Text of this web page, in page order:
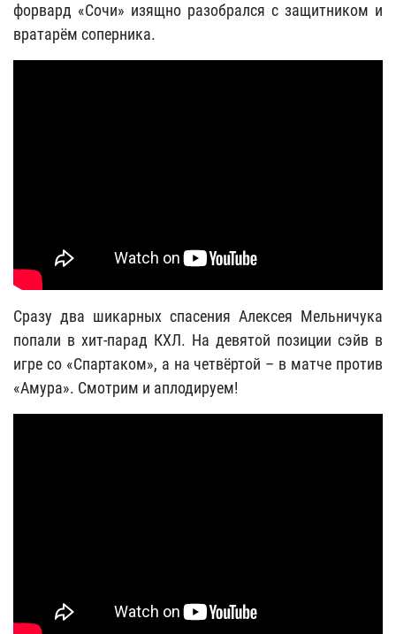
форвард «Сочи» изящно разобрался с защитником и
вратарём соперника.
Сразу два шикарных спасения Алексея Мельничука
попали в хит-парад КХЛ. На девятой позиции сэйв в
игре со «Спартаком», а на четвёртой – в матче против
«Амура». Смотрим и аплодируем!